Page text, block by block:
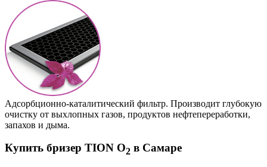
Адсорбционно-каталитический фильтр. Производит глубокую
очистку от выхлопных газов, продуктов нефтепереработки,
запахов и дыма.
Купить бризер TION O2 в Самаре